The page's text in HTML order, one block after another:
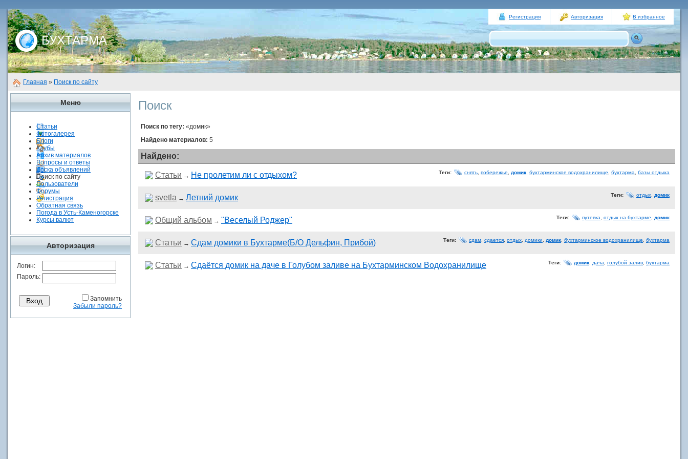
БУХТАРМА
Регистрация Авторизация В избранное
Главная » Поиск по сайту
Меню
Статьи
Фотогалерея
Блоги
Клубы
Архив материалов
Вопросы и ответы
Доска объявлений
Поиск по сайту
Пользователи
Форумы
Регистрация
Обратная связь
Погода в Усть-Каменогорске
Курсы валют
Авторизация
Логин:
Пароль:
Запомнить
Забыли пароль?
Поиск
Поиск по тегу: «домик»
Найдено материалов: 5
Найдено:
Статьи → Не пролетим ли с отдыхом? Теги: снять побережье домик бухтарминское водохранилище бухтарма базы отдыха
svetla → Летний домик Теги: отдых домик
Общий альбом → "Веселый Роджер" Теги: путевка отдых на бухтарме домик
Статьи → Сдам домики в Бухтарме(Б/О Дельфин, Прибой) Теги: сдам сдается отдых домики домик бухтарминское водохранилище бухтарма
Статьи → Сдаётся домик на даче в Голубом заливе на Бухтарминском Водохранилище Теги: домик дача голубой залив бухтарма